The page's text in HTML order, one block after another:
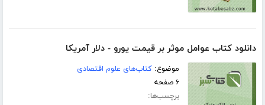
دانلود کتاب عوامل موثر بر قیمت یورو - دلار آمریکا
موضوع:کتاب‌های علوم اقتصادی
۶ صفحه
برچسب‌ها: